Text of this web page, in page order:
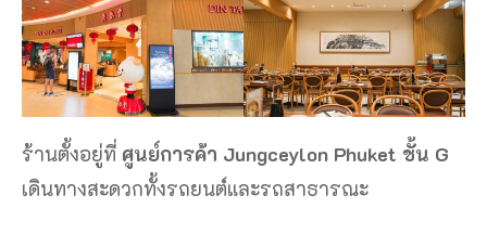
ร้านตั้งอยู่ที่ ศูนย์การค้า Jungceylon Phuket ชั้น G
เดินทางสะดวกทั้งรถยนต์และรถสาธารณะ